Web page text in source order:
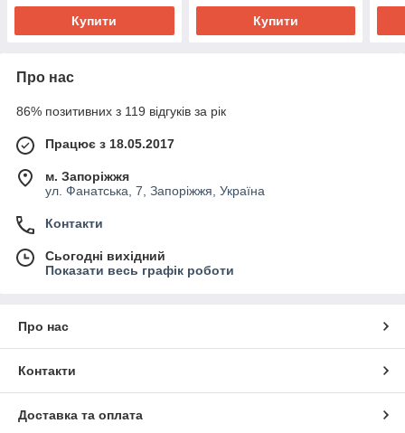
Купити Купити
Про нас
86% позитивних з 119 відгуків за рік
Працює з 18.05.2017
м. Запоріжжя
ул. Фанатська, 7, Запоріжжя, Україна
Контакти
Сьогодні вихідний
Показати весь графік роботи
Про нас
Контакти
Доставка та оплата